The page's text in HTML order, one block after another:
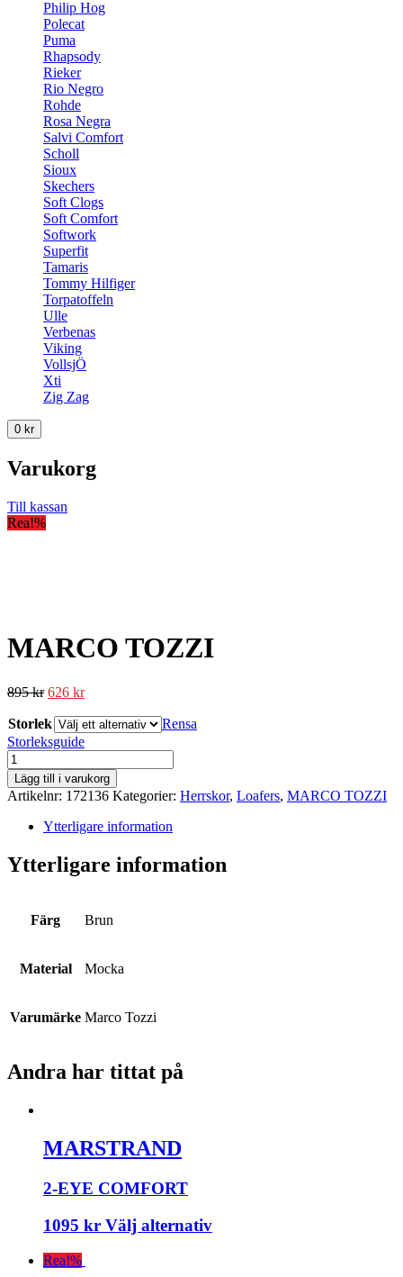
Philip Hog
Polecat
Puma
Rhapsody
Rieker
Rio Negro
Rohde
Rosa Negra
Salvi Comfort
Scholl
Sioux
Skechers
Soft Clogs
Soft Comfort
Softwork
Superfit
Tamaris
Tommy Hilfiger
Torpatoffeln
Ulle
Verbenas
Viking
VollsjÖ
Xti
Zig Zag
0 kr
Varukorg
Till kassan
Rea!%
MARCO TOZZI
895kr 626 kr
Storlek
Rensa
Storleksguide
MARCO
TOZZI
mängd
Lägg till i varukorg
Artikelnr: 172136 Kategorier: Herrskor, Loafers, MARCO TOZZI
Ytterligare information
Ytterligare information
Färg Brun
Material Mocka
Varumärke Marco Tozzi
Andra har tittat på
MARSTRAND
2-EYE COMFORT
1095 kr Välj alternativ
Rea!%